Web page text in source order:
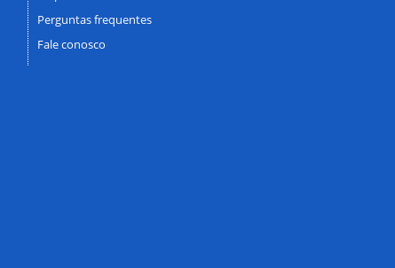
Perguntas frequentes
Fale conosco